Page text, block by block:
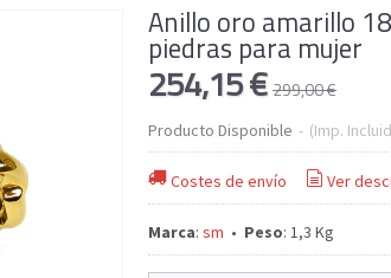
Anillo oro amarillo
piedras para mujer
254,15 €299,00 €
Producto Disponible - (Imp.
Costes de envío Ver
Marca: sm • Peso: 1,3 Kg